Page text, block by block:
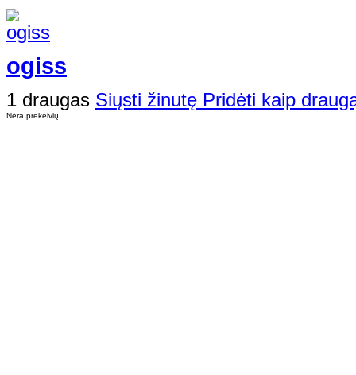
ogiss
1 draugas Siųsti žinutę Pridėti kaip
Nėra prekeivių